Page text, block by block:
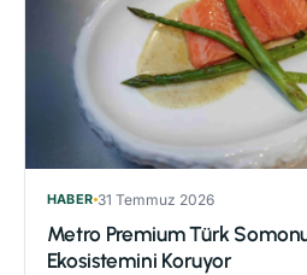
HABER 31 Temmuz 2026
Metro Premium Türk
Ekosistemini Koruyor